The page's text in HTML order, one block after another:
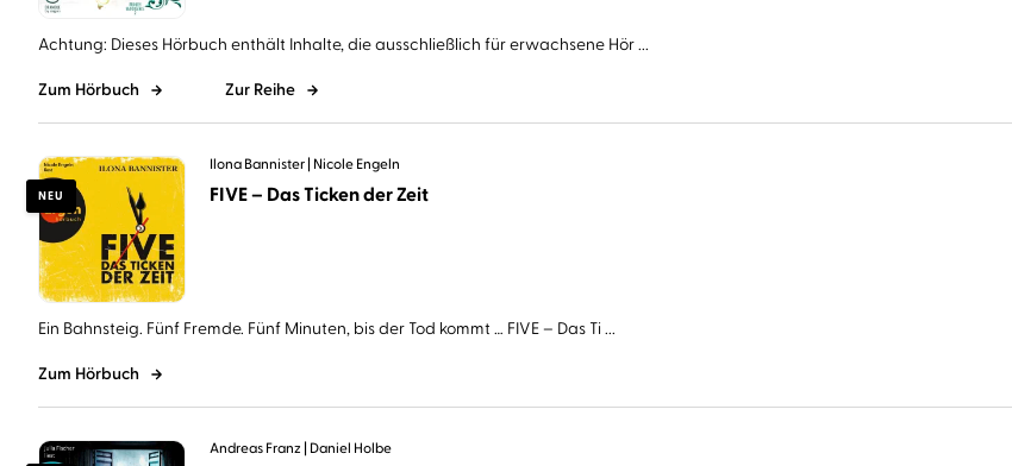
Achtung: Dieses Hörbuch enthält Inhalte, die ausschließlich für erwachsene Hör ...
Zum Hörbuch Zur Reihe
NEU
Ilona Bannister Nicole Engeln
FIVE – Das Ticken der Zeit
Ein Bahnsteig. Fünf Fremde. Fünf Minuten, bis der Tod kommt … FIVE – Das Ti ...
Zum Hörbuch
Andreas Franz Daniel Holbe